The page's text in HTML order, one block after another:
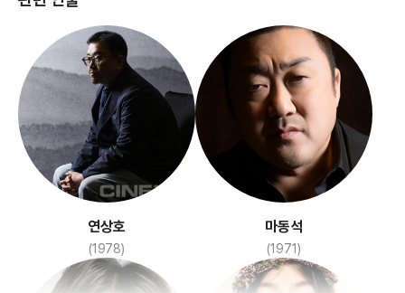
악의 연대기
(2015)
연상호
(1978)
마동석
(1971)